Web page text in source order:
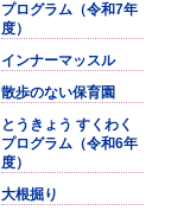
プログラム（令和7年
度）
インナーマッスル
散歩のない保育園
とうきょう すくわく
プログラム（令和6年
度）
大根掘り